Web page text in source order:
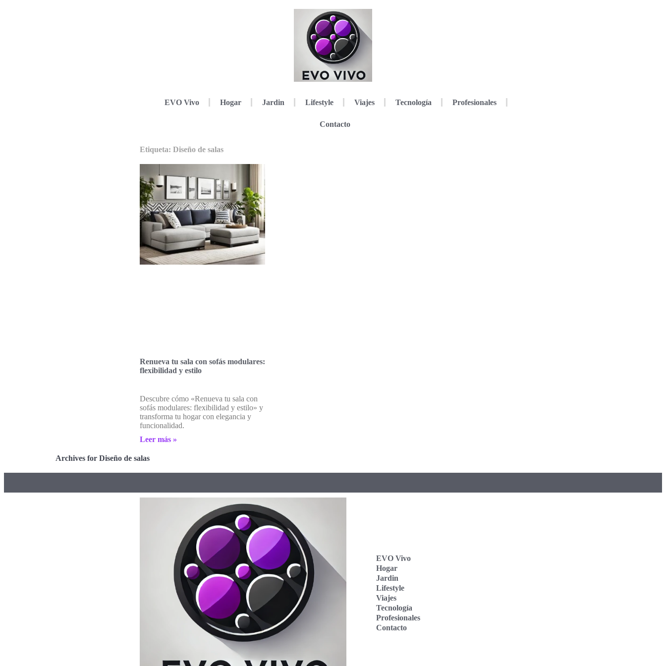
EVO Vivo Hogar Jardin Lifestyle Viajes Tecnología Profesionales
Contacto
Etiqueta: Diseño de salas
Renueva tu sala con sofás modulares:
flexibilidad y estilo
Descubre cómo «Renueva tu sala con
sofás modulares: flexibilidad y estilo» y
transforma tu hogar con elegancia y
funcionalidad.
Leer más »
Archives for Diseño de salas
EVO Vivo
Hogar
Jardin
Lifestyle
Viajes
Tecnología
Profesionales
Contacto